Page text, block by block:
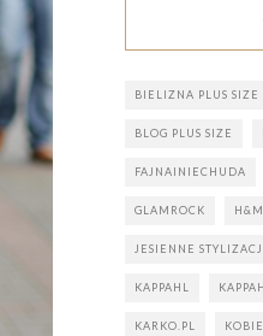
BIELIZNA PLUS SIZE
BLOG PLUS SIZE
FAJNAINIECHUDA
GLAMROCK H&M
JESIENNE
KAPPAHL
KARKO.PL